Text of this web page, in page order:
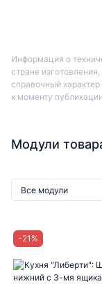
Информация о
стране
справочный
к моменту
Модули
Все модули
-21 %